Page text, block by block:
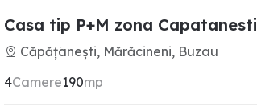
Casa tip P+M zona Capatanesti
Căpățânești, Mărăcineni, Buzau
4Camere190mp